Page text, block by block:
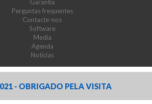
Garantia
Perguntas frequentes
Contacte-nos
Software
Media
Agenda
Notícias
- OBRIGADO PELA VISITA